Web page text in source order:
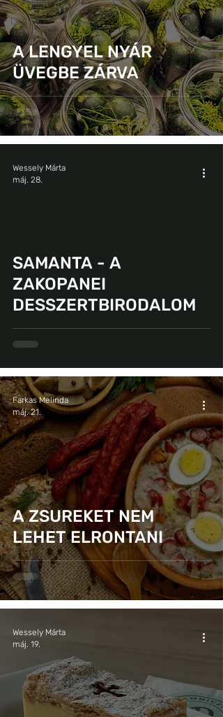
CSALÁD
GASZTRO
PROGRAM
VIDEÓ
A LENGYEL NYÁR
ÜVEGBE ZÁRVA
SAMANTA - A
ZAKOPANEI
DESSZERTBIRODALOM
Wessely Márta
máj. 28.
A ZSUREKET NEM
LEHET ELRONTANI
Farkas Melinda
máj. 21.
Wessely Márta
máj. 19.